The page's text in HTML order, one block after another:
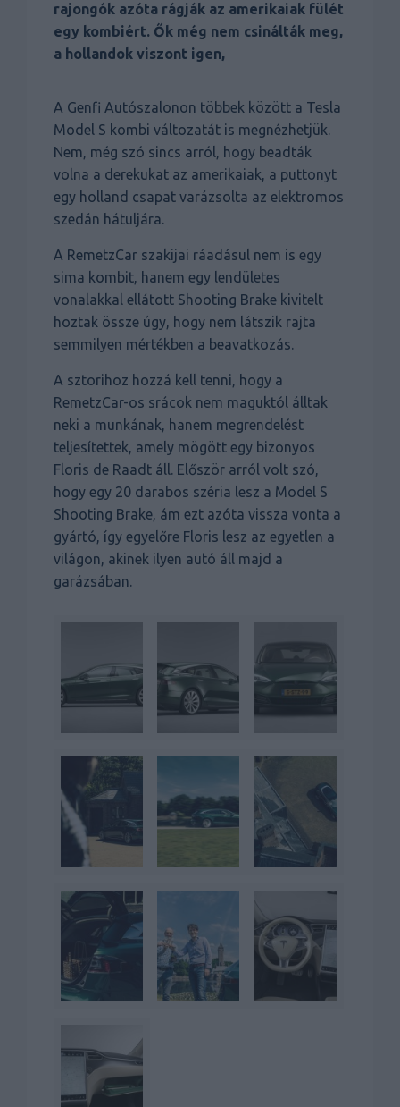
rajongók azóta rágják az amerikaiak fülét
egy kombiért. Ők még nem csinálták meg,
a hollandok viszont igen,
A Genfi Autószalonon többek között a Tesla
Model S kombi változatát is megnézhetjük.
Nem, még szó sincs arról, hogy beadták
volna a derekukat az amerikaiak, a puttonyt
egy holland csapat varázsolta az elektromos
szedán hátuljára.
A RemetzCar szakijai ráadásul nem is egy
sima kombit, hanem egy lendületes
vonalakkal ellátott Shooting Brake kivitelt
hoztak össze úgy, hogy nem látszik rajta
semmilyen mértékben a beavatkozás.
A sztorihoz hozzá kell tenni, hogy a
RemetzCar-os srácok nem maguktól álltak
neki a munkának, hanem megrendelést
teljesítettek, amely mögött egy bizonyos
Floris de Raadt áll. Először arról volt szó,
hogy egy 20 darabos széria lesz a Model S
Shooting Brake, ám ezt azóta vissza vonta a
gyártó, így egyelőre Floris lesz az egyetlen a
világon, akinek ilyen autó áll majd a
garázsában.